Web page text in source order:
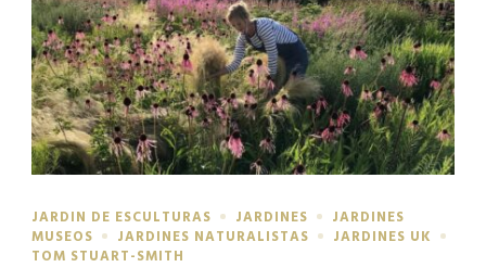
JARDIN DE ESCULTURAS JARDINES
JARDINES
MUSEOS
JARDINES NATURALISTAS
JARDINES UK
TOM STUART-SMITH